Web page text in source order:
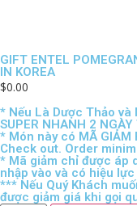
GIFT ENTEL
IN KOREA
$0.00
* Nếu Là Dược Thảo và
SUPER NHANH 2
* Món này có MÃ GIẢM
Check out. Order
* Mã giảm chỉ được áp
nhập vào và có hiệu
*** Nếu Quý Khách
được giảm giá khi gọi